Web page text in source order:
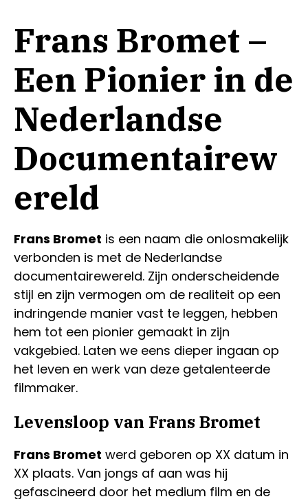
Frans Bromet –
Een Pionier in de
Nederlandse
Documentairew
ereld
Frans Bromet is een naam die onlosmakelijk
verbonden is met de Nederlandse
documentairewereld. Zijn onderscheidende
stijl en zijn vermogen om de realiteit op een
indringende manier vast te leggen, hebben
hem tot een pionier gemaakt in zijn
vakgebied. Laten we eens dieper ingaan op
het leven en werk van deze getalenteerde
filmmaker.
Levensloop van Frans Bromet
Frans Bromet werd geboren op XX datum in
XX plaats. Van jongs af aan was hij
gefascineerd door het medium film en de